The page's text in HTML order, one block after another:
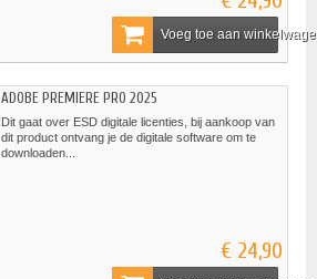
Voeg toe aan
ADOBE PREMIERE PRO 2025
Dit gaat over ESD digitale licenties, bij aankoop van
dit product ontvang je de digitale software om te
downloaden...
€ 24,90